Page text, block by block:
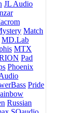
JL Audio
Match
MD.Lab
MTX
Pad
Phoenix
Pride
Russian